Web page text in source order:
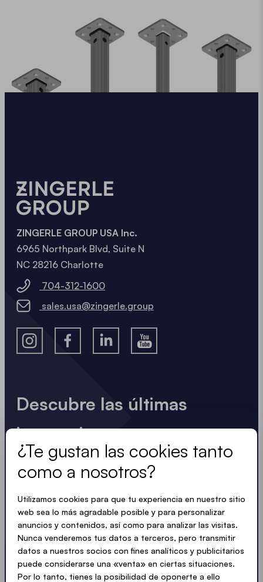
Descubre las últimas
innovaciones
Siempre al día. No hay spam. Sólo recibirás
información útil redactada de forma clara, concisa
ACEPTAR LA PRIVACIDAD
ZINGERLE GROUP USA Inc.
6965 Northpark Blvd, Suite N
NC 28216 Charlotte
704-312-1600
sales.usa@zingerle.group
¿Te gustan las cookies tanto
como a nosotros?
Utilizamos cookies para que tu experiencia en nuestro sitio
web sea lo más agradable posible y para personalizar
anuncios y contenidos, así como para analizar las visitas.
Nunca venderemos tus datos a terceros, pero transmitir
datos a nuestros socios con fines analíticos y publicitarios
puede considerarse una «venta» en ciertas situaciones.
Por lo tanto, tienes la posibilidad de oponerte a ello